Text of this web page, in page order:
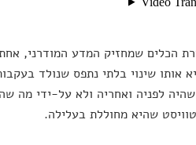
הכלים שמחזיק המדע המודרני,
אותו שינוי בלתי נתפס שנולד
לפניה ואחריה ולא על-ידי מה
שהיא מחוללת בעלילה.